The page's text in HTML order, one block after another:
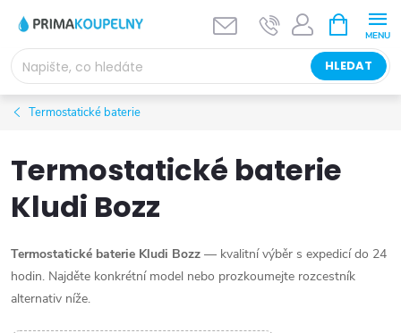
obsah
HLEDAT
NÁKUPNÍ
KOŠÍK
Termostatické baterie
Termostatické baterie
Kludi Bozz
Termostatické baterie Kludi Bozz — kvalitní výběr s expedicí do 24
hodin. Najděte konkrétní model nebo prozkoumejte rozcestník
alternativ níže.